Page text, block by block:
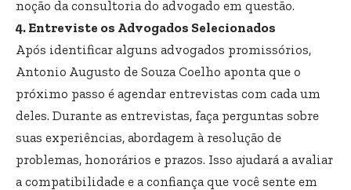
noção da consultoria do advogado em questão.
4. Entreviste os Advogados Selecionados
Após identificar alguns advogados promissórios,
Antonio Augusto de Souza Coelho aponta que o
próximo passo é agendar entrevistas com cada um
deles. Durante as entrevistas, faça perguntas sobre
suas experiências, abordagem à resolução de
problemas, honorários e prazos. Isso ajudará a avaliar
a compatibilidade e a confiança que você sente em